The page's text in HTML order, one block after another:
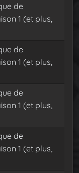
de
1 (et plus,
de
1 (et plus,
de
1 (et plus,
de
1 (et plus,